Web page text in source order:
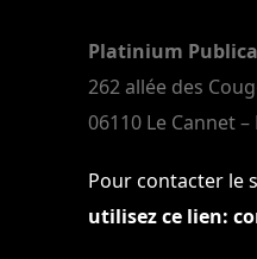
Platinium
262 allée des
06110 Le Cannet –
Pour contacter le
utilisez ce lien: